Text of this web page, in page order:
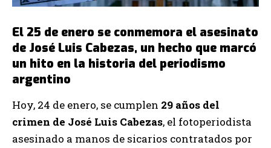
El 25 de enero se conmemora el asesinato
de José Luis Cabezas, un hecho que marcó
un hito en la historia del periodismo
argentino
Hoy, 24 de enero, se cumplen 29 años del
crimen de José Luis Cabezas, el fotoperiodista
asesinado a manos de sicarios contratados por